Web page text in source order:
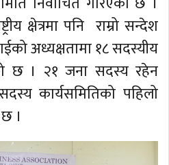
क्षेत्रमा पनि राम्रो सन्देश
अध्यक्षतामा १८ सदस्यीय
छ । २१ जना सदस्य रहेन
कार्यसमितिको पहिलो
।